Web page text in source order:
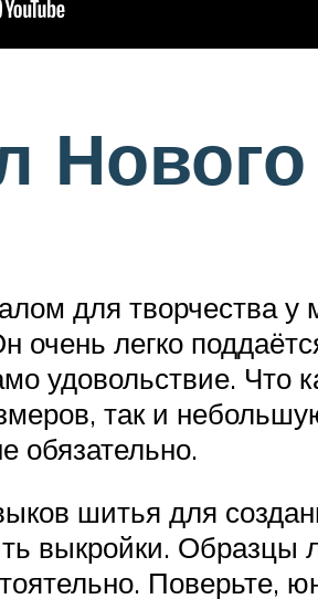
для творчества у
очень легко
удовольствие. Что
так и
обязательно.
шитья для
выкройки.
Поверьте,